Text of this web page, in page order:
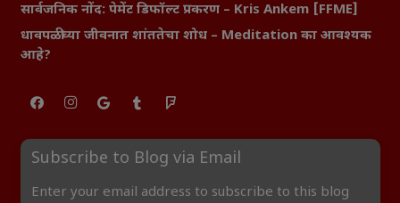
सार्वजनिक नोंद: पेमेंट डिफॉल्ट प्रकरण – Kris Ankem [FFME]
धावपळीच्या जीवनात शांततेचा शोध – Meditation का आवश्यक
आहे?
Subscribe to Blog via Email
Enter your email address to subscribe to this blog